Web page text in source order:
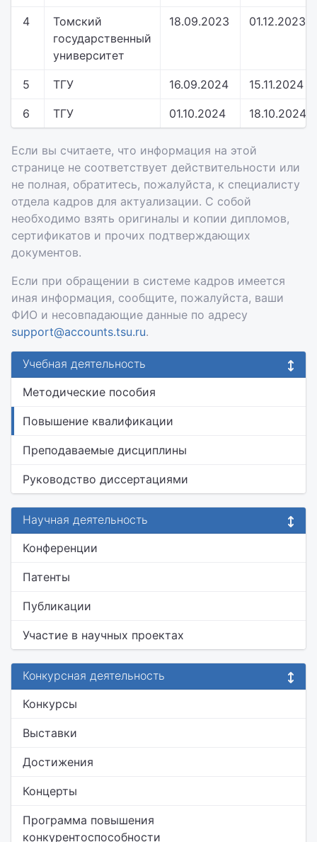
4
Томский
государственный
университет
18.09.2023 01.12.2023
5 ТГУ 16.09.2024 15.11.2024
6 ТГУ 01.10.2024 18.10.2024
Если вы считаете, что информация на этой
странице не соответствует действительности или
не полная, обратитесь, пожалуйста, к специалисту
отдела кадров для актуализации. С собой
необходимо взять оригиналы и копии дипломов,
сертификатов и прочих подтверждающих
документов.
Если при обращении в системе кадров имеется
иная информация, сообщите, пожалуйста, ваши
ФИО и несовпадающие данные по адресу
support@accounts.tsu.ru.
Учебная деятельность
Методические пособия
Повышение квалификации
Преподаваемые дисциплины
Руководство диссертациями
Научная деятельность
Конференции
Патенты
Публикации
Участие в научных проектах
Конкурсная деятельность
Конкурсы
Выставки
Достижения
Концерты
Программа повышения
конкурентоспособности